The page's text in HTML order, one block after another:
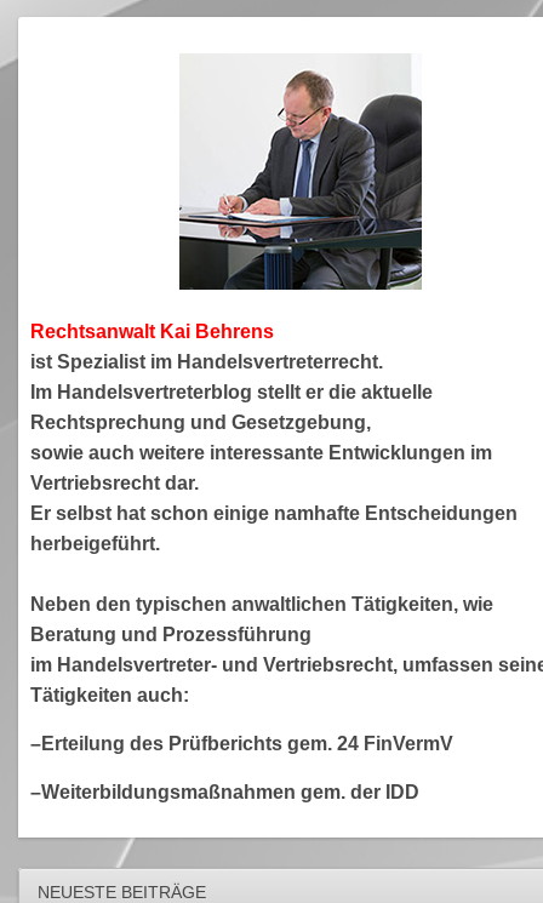
Rechtsanwalt Kai Behrens
ist Spezialist im Handelsvertreterrecht.
Im Handelsvertreterblog stellt er die aktuelle
Rechtsprechung und Gesetzgebung,
sowie auch weitere interessante Entwicklungen im
Vertriebsrecht dar.
Er selbst hat schon einige namhafte Entscheidungen
herbeigeführt.
Neben den typischen anwaltlichen Tätigkeiten, wie
Beratung und Prozessführung
im Handelsvertreter- und Vertriebsrecht, umfassen
Tätigkeiten auch:
–Erteilung des Prüfberichts gem. 24 FinVermV
–Weiterbildungsmaßnahmen gem. der IDD
NEUESTE BEITRÄGE